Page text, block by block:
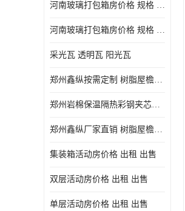
河南玻璃打包箱房价格 规格 鑫纵建材按需定制
河南玻璃打包箱房价格 规格 鑫纵建材批发
采光瓦 透明瓦 阳光瓦
郑州鑫纵按需定制 树脂屋檐装饰塑料琉璃瓦片 中式仿古瓦的特点 价格
郑州岩棉保温隔热彩钢夹芯板 郑州鑫纵支持定做
郑州鑫纵厂家直销 树脂屋檐装饰塑料琉璃瓦片 中式仿古瓦的特点 价格
集装箱活动房价格 出租 出售
双层活动房价格 出租 出售
单层活动房价格 出租 出售